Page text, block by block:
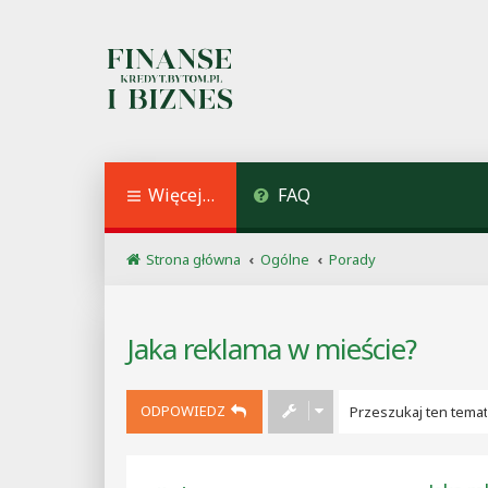
Więcej… FAQ
Strona główna Ogólne Porady
Jaka reklama w mieście?
ODPOWIEDZ